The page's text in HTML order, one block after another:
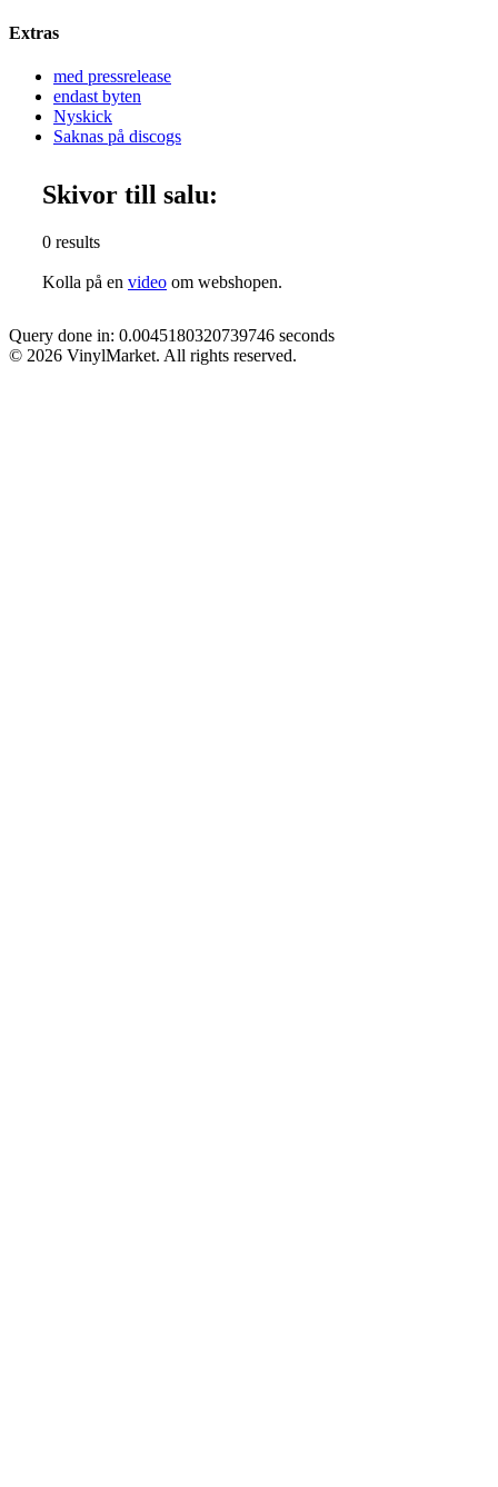
Extras
med pressrelease
endast byten
Nyskick
Saknas på discogs
Skivor till salu:
0 results
Kolla på en video om webshopen.
Query done in: 0.0045180320739746 seconds
© 2026 VinylMarket. All rights reserved.